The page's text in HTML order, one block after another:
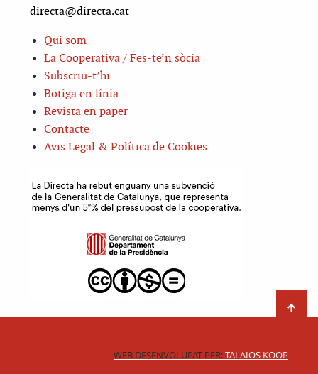
directa@directa.cat
Qui som
La Cooperativa / Fes-te’n sòcia
Subscriu-t’hi
Botiga en línia
Revista en paper
Contacte
Avis Legal & Política de Cookies
WEB DESENVOLUPAT PER:TALAIOS KOOP